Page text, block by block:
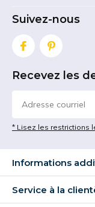
Suivez-nous
Recevez les
* Lisez les restrictions
Informations
Service à la